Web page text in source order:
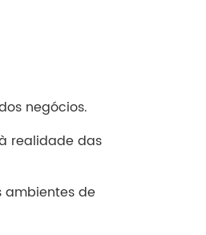
negócios.
realidade das
ambientes de